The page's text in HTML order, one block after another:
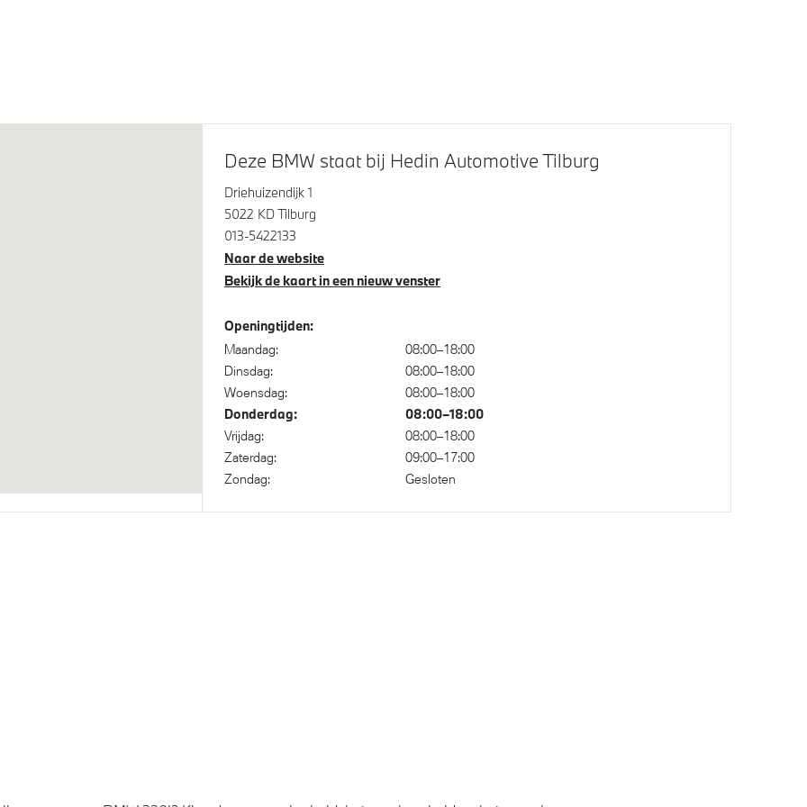
Shadow Line met
M Koplampen Shadow Line
Adaptieve LED koplampen
M Sportremsysteem Rot
Extra getint glas
Comfort Access
Automatisch dimmende binnen- en
buitenspiegel bestuurderzijde
Alarmsysteem klasse 3 (VbV/SCM)
Deze BMW staat bij Hedin Automotive Tilburg
Driehuizendijk 1
5022 KD Tilburg
013-5422133
Naar de website
Bekijk de kaart in een nieuw venster
Openingtijden:
Maandag:
08:00–18:00
Dinsdag:
08:00–18:00
Woensdag:
08:00–18:00
Donderdag: 08:00–18:00
Vrijdag:
08:00–18:00
Zaterdag:
09:00–17:00
Zondag:
Gesloten